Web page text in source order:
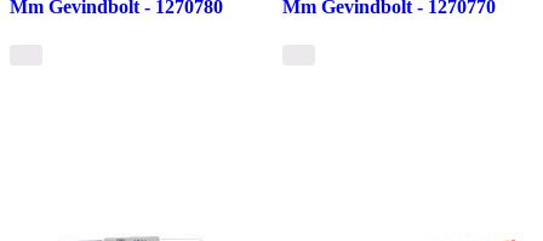
Mm Gevindbolt - 1270780 Mm Gevindbolt - 1270770